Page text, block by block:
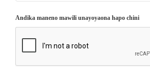
Andika maneno mawili unayoyaona hapo chini